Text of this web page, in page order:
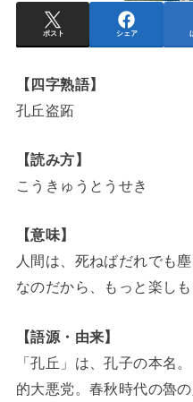
ポスト シェア
【四字熟語】
孔丘盗跖
【読み方】
こうきゅうとうせき
【意味】
人間は、死ねばだれでも
なのだから、もっと楽しも
【語源・由来】
「孔丘」は、孔子の本名
的大悪党。春秋時代の魯